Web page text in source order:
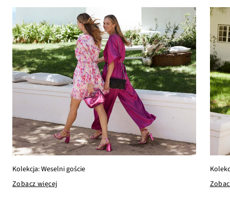
Kolekcja: Weselni goście
Zobacz więcej